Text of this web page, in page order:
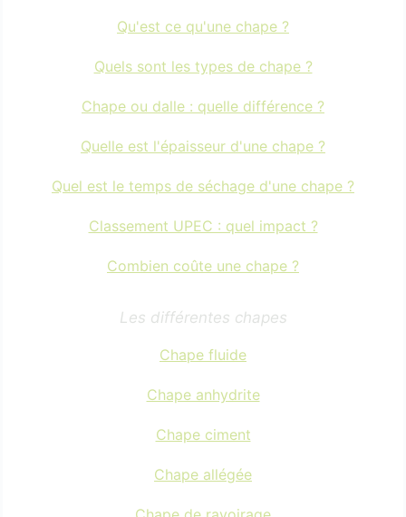
Qu'est ce qu'une chape ?
Quels sont les types de chape ?
Chape ou dalle : quelle différence ?
Quelle est l'épaisseur d'une chape ?
Quel est le temps de séchage d'une chape ?
Classement UPEC : quel impact ?
Combien coûte une chape ?
Les différentes chapes
Chape fluide
Chape anhydrite
Chape ciment
Chape allégée